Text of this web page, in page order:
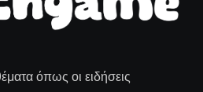
όπως οι ειδήσεις